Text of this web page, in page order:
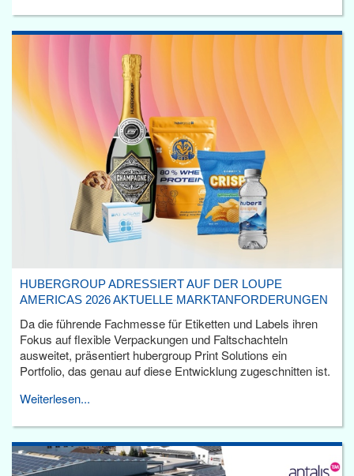
HUBERGROUP ADRESSIERT AUF DER LOUPE
AMERICAS 2026 AKTUELLE MARKTANFORDERUNGEN
Da die führende Fachmesse für Etiketten und Labels ihren
Fokus auf flexible Verpackungen und Faltschachteln
ausweitet, präsentiert hubergroup Print Solutions ein
Portfolio, das genau auf diese Entwicklung zugeschnitten ist.
Weiterlesen...